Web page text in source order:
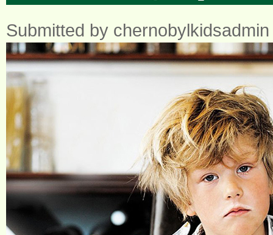
Submitted by chernobylkidsadmin